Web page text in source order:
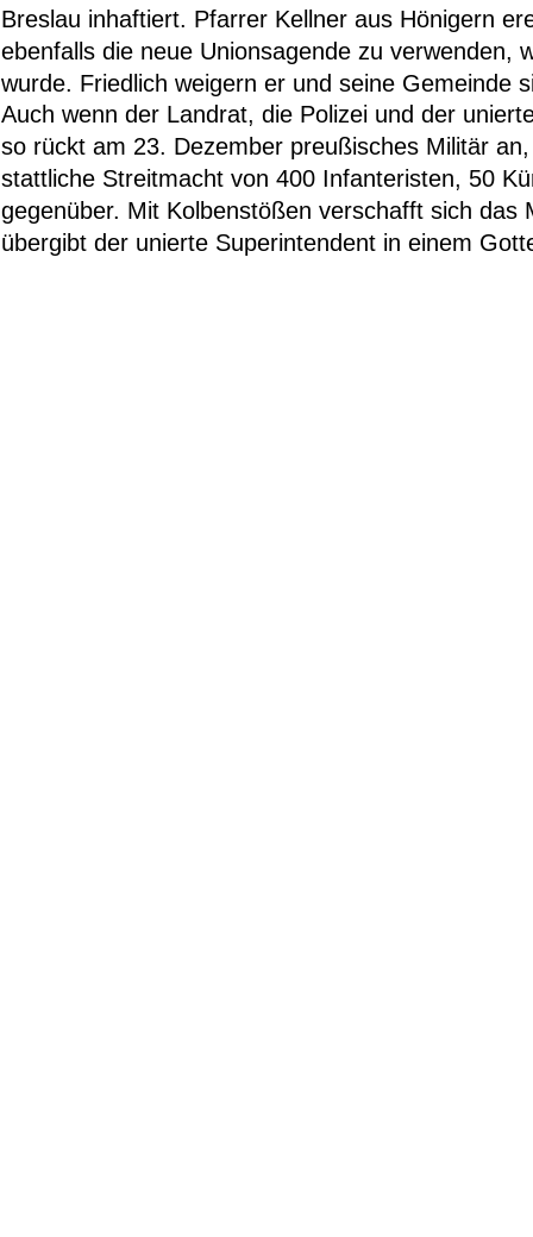
Breslau inhaftiert. Pfarrer Kellner aus Hönigern
ebenfalls die neue Unionsagende zu
wurde. Friedlich weigern er und seine Gemeinde
Auch wenn der Landrat, die Polizei und der
so rückt am 23. Dezember preußisches Militär
stattliche Streitmacht von 400 Infanteristen, 50
gegenüber. Mit Kolbenstößen verschafft sich
übergibt der unierte Superintendent in einem